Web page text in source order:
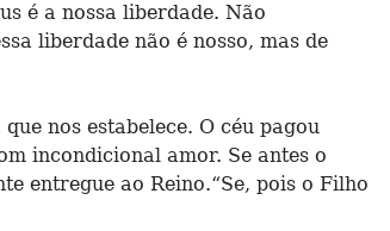
é a nossa liberdade. Não
liberdade não é nosso, mas de
nos estabelece. O céu pagou
incondicional amor. Se antes o
entregue ao Reino.“Se, pois o Filho